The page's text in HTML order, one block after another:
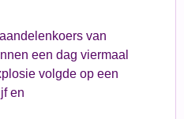
van
een dag viermaal
volgde op een
en